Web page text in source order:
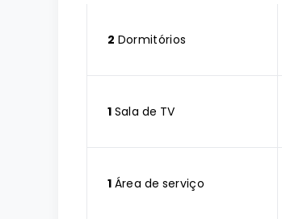
2 Dormitórios
1 Sala de TV
1 Área de serviço